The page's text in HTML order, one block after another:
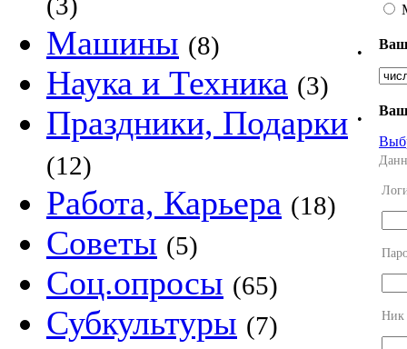
Машины (8)
Наука и Техника (3)
Праздники, Подарки
(12)
Работа, Карьера (18)
Советы (5)
Соц.опросы (65)
Субкультуры (7)
•
Ваш
•
Ник